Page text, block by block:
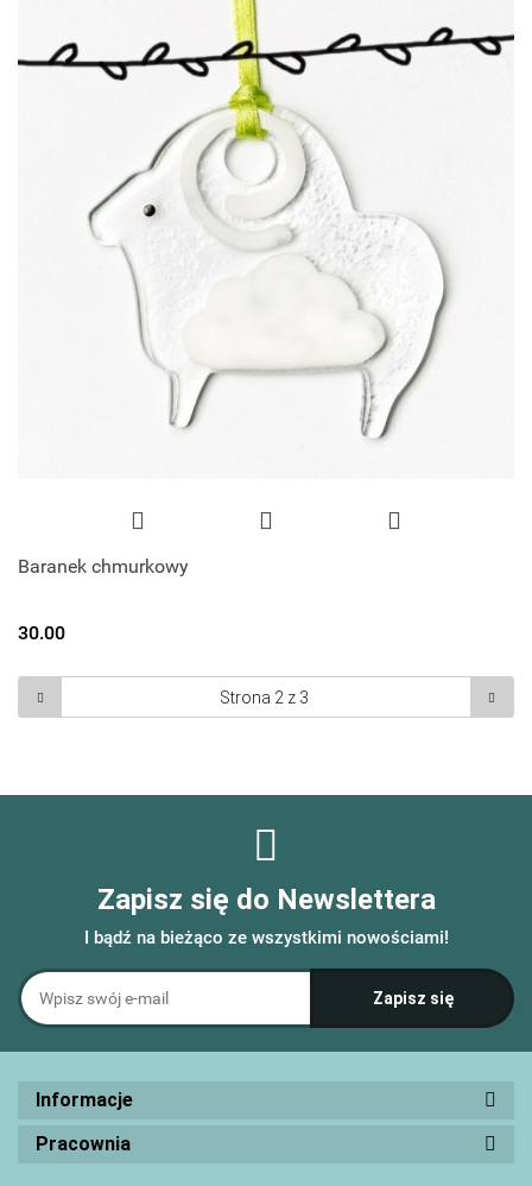
Baranek chmurkowy
30.00
Zapisz się do Newslettera
I bądź na bieżąco ze wszystkimi nowościami!
Informacje
Pracownia